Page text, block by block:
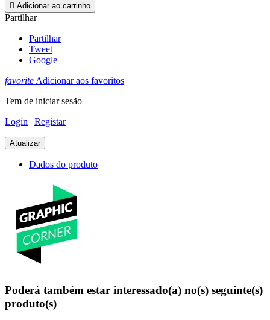
 Adicionar ao carrinho
Partilhar
Partilhar
Tweet
Google+
favorite Adicionar aos favoritos
Tem de iniciar sesão
Login | Registar
Dados do produto
Poderá também estar interessado(a) no(s) seguinte(s)
produto(s)